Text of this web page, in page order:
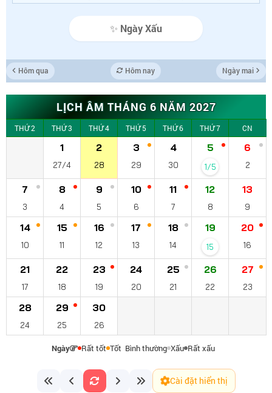
✨ Ngày Xấu
Hôm qua Hôm nay Ngày mai
LỊCH ÂM THÁNG 6 NĂM 2027
THỨ 2 THỨ 3 THỨ 4 THỨ 5 THỨ 6 THỨ 7 CN
1
27/4
2
28
3
29
4
30
5
1/5
6
2
7
3
8
4
9
5
10
6
11
7
12
8
13
9
14
10
15
11
16
12
17
13
18
14
19
15
20
16
21
17
22
18
23
19
24
20
25
21
26
22
27
23
28
24
29
25
30
26
Ngày Rất tốt Tốt Bình thường Xấu Rất xấu
Cài đặt hiển thị